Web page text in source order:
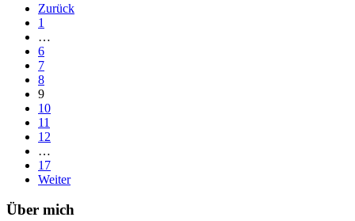
Zurück
1
…
6
7
8
9
10
11
12
…
17
Weiter
Über mich